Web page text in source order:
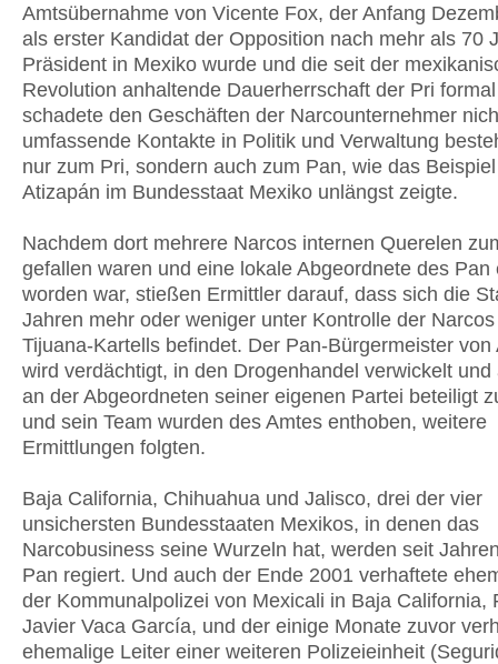
Amtsübernahme von Vicente Fox, der Anfang
als erster Kandidat der Opposition nach mehr als 70
Präsident in Mexiko wurde und die seit der
Revolution anhaltende Dauerherrschaft der Pri
schadete den Geschäften der Narcounternehmer
umfassende Kontakte in Politik und Verwaltung
nur zum Pri, sondern auch zum Pan, wie das
Atizapán im Bundesstaat Mexiko unlängst zeigte.
Nachdem dort mehrere Narcos internen Querelen
gefallen waren und eine lokale Abgeordnete des Pan
worden war, stießen Ermittler darauf, dass sich die
Jahren mehr oder weniger unter Kontrolle der
Tijuana-Kartells befindet. Der Pan-Bürgermeister von
wird verdächtigt, in den Drogenhandel verwickelt und
an der Abgeordneten seiner eigenen Partei beteiligt
und sein Team wurden des Amtes enthoben, weitere
Ermittlungen folgten.
Baja California, Chihuahua und Jalisco, drei der vier
unsichersten Bundesstaaten Mexikos, in denen das
Narcobusiness seine Wurzeln hat, werden seit
Pan regiert. Und auch der Ende 2001 verhaftete
der Kommunalpolizei von Mexicali in Baja California,
Javier Vaca García, und der einige Monate zuvor
ehemalige Leiter einer weiteren Polizeieinheit